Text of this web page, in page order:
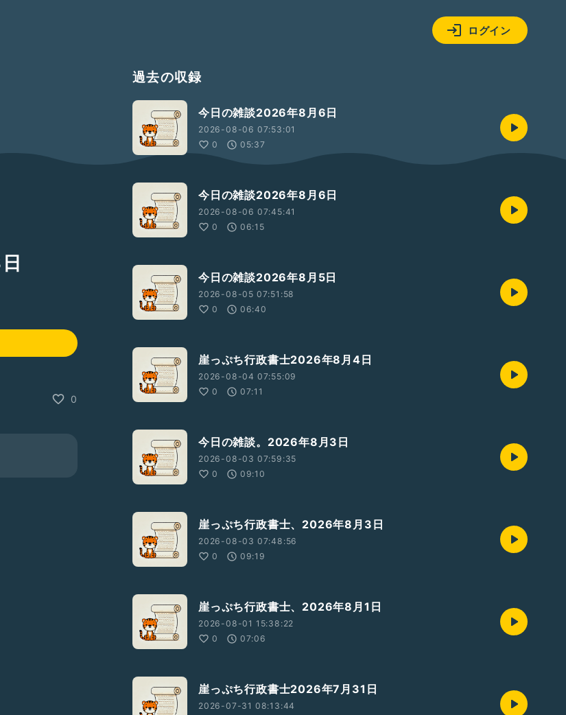
ログイン
0
過去の収録
今日の雑談2026年8月6日
2026-08-06 07:53:01
0
05:37
今日の雑談2026年8月6日
2026-08-06 07:45:41
0
06:15
今日の雑談2026年8月5日
2026-08-05 07:51:58
0
06:40
崖っぷち行政書士2026年8月4日
2026-08-04 07:55:09
0
07:11
今日の雑談。2026年8月3日
2026-08-03 07:59:35
0
09:10
崖っぷち行政書士、2026年8月3日
2026-08-03 07:48:56
0
09:19
崖っぷち行政書士、2026年8月1日
2026-08-01 15:38:22
0
07:06
崖っぷち行政書士2026年7月31日
2026-07-31 08:13:44